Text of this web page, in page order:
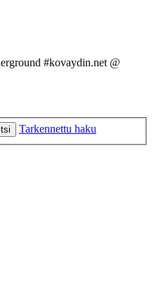
#kovaydin.net @
Tarkennettu haku